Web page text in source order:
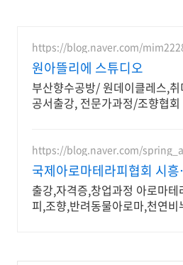
https://blog.naver.com/
원아뜰리에 스튜디오
부산향수공방/ 원데이클레스,
공서출강, 전문가과정/조향협회
https://blog.naver.com/
국제아로마테라피협회 시흥
터
출강,자격증,창업과정 아로마테
피,조향,반려동물아로마,천연비